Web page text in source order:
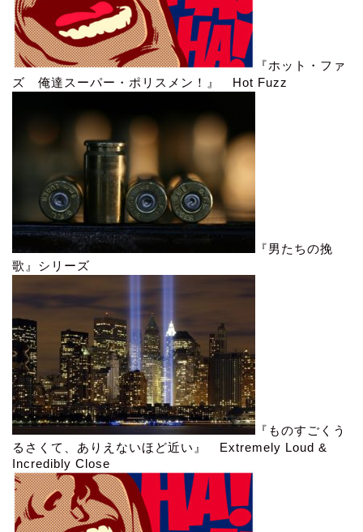
『ホット・ファ
ズ 俺達スーパー・ポリスメン！』 Hot Fuzz
『男たちの挽
歌』シリーズ
『ものすごくう
るさくて、ありえないほど近い』 Extremely Loud &
Incredibly Close